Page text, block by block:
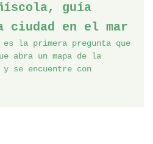
guía
ciudad en el mar
es la primera pregunta que
abra un mapa de la
y se encuentre con